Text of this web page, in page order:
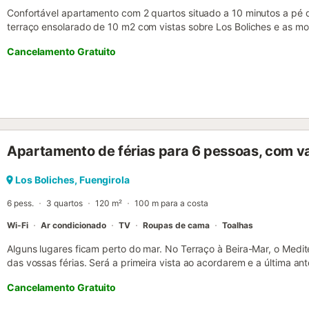
Confortável apartamento com 2 quartos situado a 10 minutos a pé
terraço ensolarado de 10 m2 com vistas sobre Los Boliches e as
transportes públicos, juntamente com muitos bares e restaurantes,
apartamento oferece Wifi gratuito, smart TV de ecrã plano com
refeições e ambos os quartos beneficiam de unidades de ar
podem praticar paddle boarding e jet ski na Praia de Los
autocarro do centro de Fuengirola. O aeroporto mais próximo é o
Cancelamento Gratuito
Apartamento de férias para 6 pessoas, com
Los Boliches, Fuengirola
6 pess. 3 quartos 120 m² 100 m para a costa
Wi-Fi Ar condicionado TV Roupas de cama Toalhas
Alguns lugares ficam perto do mar. No Terraço à Beira-Mar, o
das vossas férias. Será a primeira vista ao acordarem e a última
hóspedes e oferece o equilíbrio perfeito entre conforto, espaço e
mar. A ampla varanda é o local ideal para tomar o pequeno-
Cancelamento Gratuito